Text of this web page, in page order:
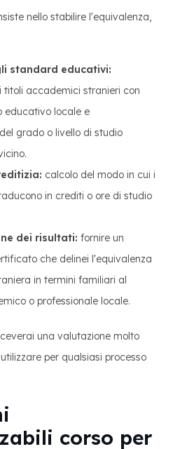
nello stabilire l'equivalenza,
standard educativi:
titoli accademici stranieri con
educativo locale e
grado o livello di studio
calcolo del modo in cui i
in crediti o ore di studio
dei risultati: fornire un
che delinei l'equivalenza
in termini familiari al
o professionale locale.
una valutazione molto
per qualsiasi processo
corso per